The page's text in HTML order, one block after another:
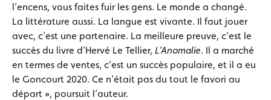
l’encens, vous faites fuir les gens. Le monde a changé.
La littérature aussi. La langue est vivante. Il faut jouer
avec, c’est une partenaire. La meilleure preuve, c’est le
succès du livre d’Hervé Le Tellier, L’Anomalie. Il a marché
en termes de ventes, c’est un succès populaire, et il a eu
le Goncourt 2020. Ce n’était pas du tout le favori au
départ », poursuit l’auteur.